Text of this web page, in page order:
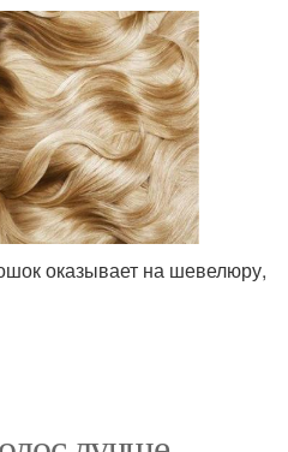
оказывает на шевелюру,